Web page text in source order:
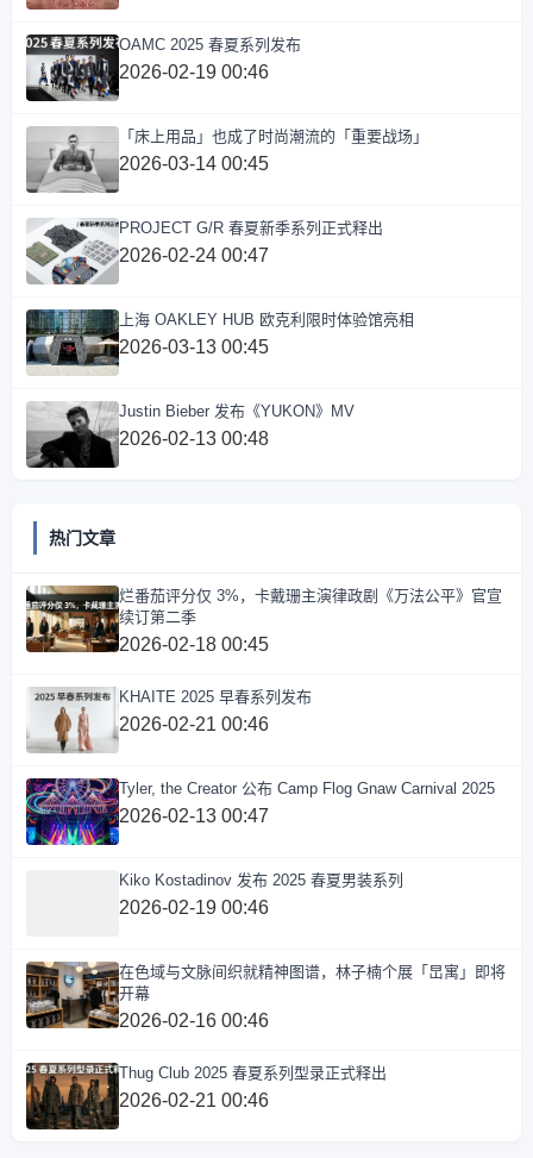
OAMC 2025 春夏系列发布
2026-02-19 00:46
「床上用品」也成了时尚潮流的「重要战场」
2026-03-14 00:45
PROJECT G/R 春夏新季系列正式释出
2026-02-24 00:47
上海 OAKLEY HUB 欧克利限时体验馆亮相
2026-03-13 00:45
Justin Bieber 发布《YUKON》MV
2026-02-13 00:48
热门文章
烂番茄评分仅 3%，卡戴珊主演律政剧《万法公平》官宣
续订第二季
2026-02-18 00:45
KHAITE 2025 早春系列发布
2026-02-21 00:46
Tyler, the Creator 公布 Camp Flog Gnaw Carnival 2025
2026-02-13 00:47
Kiko Kostadinov 发布 2025 春夏男装系列
2026-02-19 00:46
在色域与文脉间织就精神图谱，林子楠个展「旵寓」即将
开幕
2026-02-16 00:46
Thug Club 2025 春夏系列型录正式释出
2026-02-21 00:46